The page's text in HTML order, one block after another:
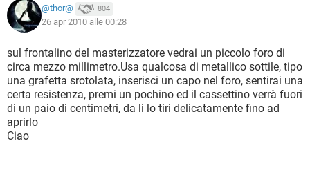
@thor@ 804
26 apr 2010 alle 00:28
sul frontalino del masterizzatore vedrai un piccolo foro di
circa mezzo millimetro.Usa qualcosa di metallico sottile, tipo
una grafetta srotolata, inserisci un capo nel foro, sentirai una
certa resistenza, premi un pochino ed il cassettino verrà fuori
di un paio di centimetri, da li lo tiri delicatamente fino ad
aprirlo
Ciao